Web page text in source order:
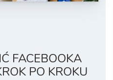
FACEBOOKA
PO KROKU